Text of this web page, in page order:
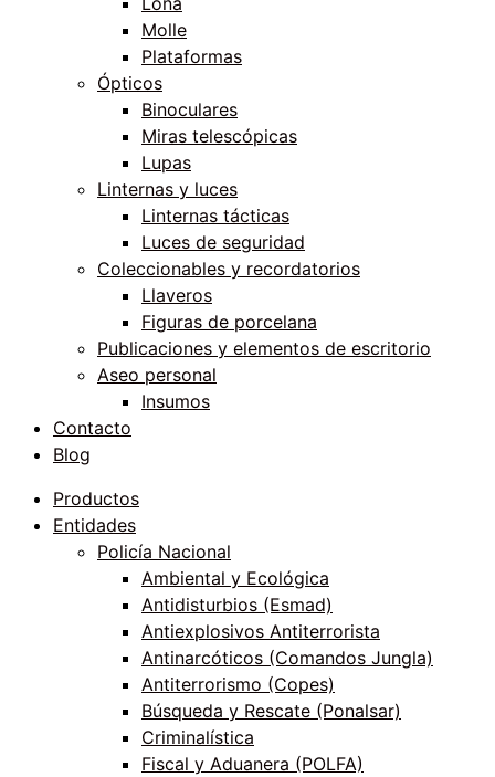
Molle
Plataformas
Ópticos
Binoculares
Miras telescópicas
Lupas
Linternas y luces
Linternas tácticas
Luces de seguridad
Coleccionables y recordatorios
Llaveros
Figuras de porcelana
Publicaciones y elementos de escritorio
Aseo personal
Insumos
Contacto
Blog
Productos
Entidades
Policía Nacional
Ambiental y Ecológica
Antidisturbios (Esmad)
Antiexplosivos Antiterrorista
Antinarcóticos (Comandos Jungla)
Antiterrorismo (Copes)
Búsqueda y Rescate (Ponalsar)
Criminalística
Fiscal y Aduanera (POLFA)